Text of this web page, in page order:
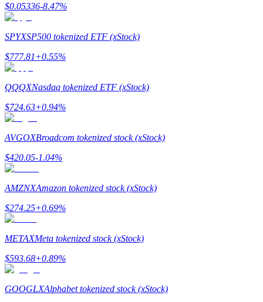
กลยุทธ์การซื้อขาย
$0.05336-8.47%
SPYXSP500 tokenized ETF (xStock)
$777.81+0.55%
QQQXNasdaq tokenized ETF (xStock)
$724.63+0.94%
AVGOXBroadcom tokenized stock (xStock)
$420.05-1.04%
AMZNXAmazon tokenized stock (xStock)
$274.25+0.69%
METAXMeta tokenized stock (xStock)
$593.68+0.89%
GOOGLXAlphabet tokenized stock (xStock)